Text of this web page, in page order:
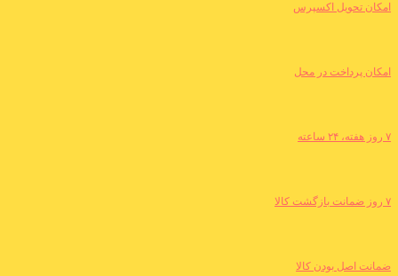
امکان تحویل اکسپرس
امکان پرداخت در محل
۷ روز هفته، ۲۴ ساعته
۷ روز ضمانت بازگشت کالا
ضمانت اصل بودن کالا